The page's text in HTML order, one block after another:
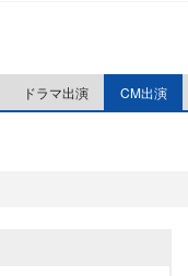
ドラマ出演 CM出演